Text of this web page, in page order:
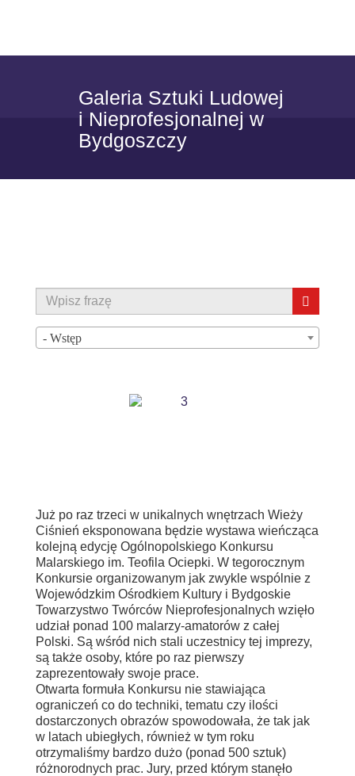
Galeria Sztuki Ludowej
i Nieprofesjonalnej w
Bydgoszczy
- Wstęp
Już po raz trzeci w unikalnych wnętrzach Wieży
Ciśnień eksponowana będzie wystawa wieńcząca
kolejną edycję Ogólnopolskiego Konkursu
Malarskiego im. Teofila Ociepki. W tegorocznym
Konkursie organizowanym jak zwykle wspólnie z
Wojewódzkim Ośrodkiem Kultury i Bydgoskie
Towarzystwo Twórców Nieprofesjonalnych wzięło
udział ponad 100 malarzy-amatorów z całej
Polski. Są wśród nich stali uczestnicy tej imprezy,
są także osoby, które po raz pierwszy
zaprezentowały swoje prace.
Otwarta formuła Konkursu nie stawiająca
ograniczeń co do techniki, tematu czy ilości
dostarczonych obrazów spowodowała, że tak jak
w latach ubiegłych, również w tym roku
otrzymaliśmy bardzo dużo (ponad 500 sztuk)
różnorodnych prac. Jury, przed którym stanęło